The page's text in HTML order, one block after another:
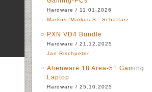
Hardware / 11.01.2026
Markus 'Markus S.' Schaffarz
PXN VD4 Bundle
Hardware / 21.12.2025
Jan Rischpeter
Alienware 18 Area-51 Gaming
Laptop
Hardware / 25.10.2025